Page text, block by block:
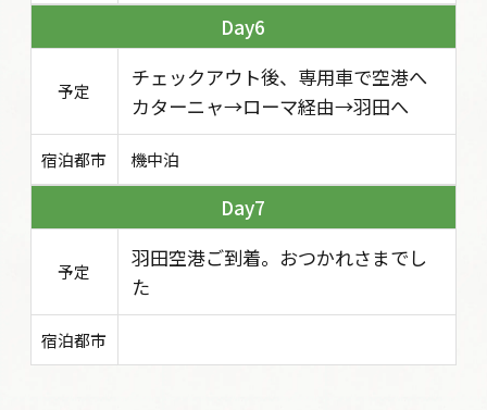
6
予定
チェックアウト後、専用車で空港へ
カターニャ→ローマ経由→羽田へ
宿泊都市 機中泊
7
予定
羽田空港ご到着。おつかれさまでし
た
宿泊都市